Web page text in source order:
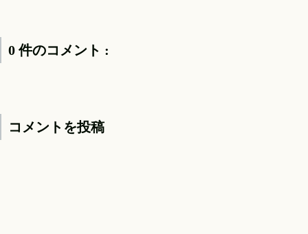
0 件のコメント :
コメントを投稿